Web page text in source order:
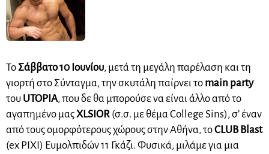
Το Σάββατο 10 Ιουνίου, μετά τη μεγάλη παρέλαση και τη
γιορτή στο Σύνταγμα, την σκυτάλη παίρνει το main party
του UTOPIA, που δε θα μπορούσε να είναι άλλο από το
αγαπημένο μαςXLSIOR (σ.σ. με θέμα College Sins), σ’ έναν
από τους ομορφότερους χώρους στην Αθήνα, τοCLUB Blast
(ex PIXI) Ευμολπιδών 11 Γκάζι. Φυσικά, μιλάμε για μια